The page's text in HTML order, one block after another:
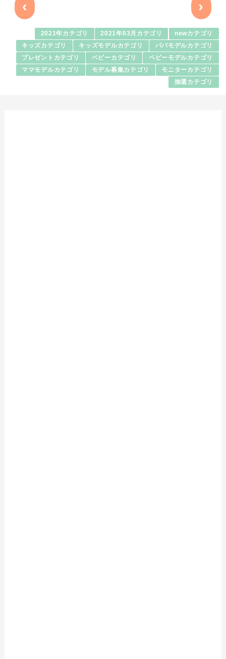
‹ ›
2021年カテゴリ 2021年03月カテゴリ newカテゴリ
キッズカテゴリ キッズモデルカテゴリ パパモデルカテゴリ
プレゼントカテゴリ ベビーカテゴリ ベビーモデルカテゴリ
ママモデルカテゴリ モデル募集カテゴリ モニターカテゴリ
抽選カテゴリ